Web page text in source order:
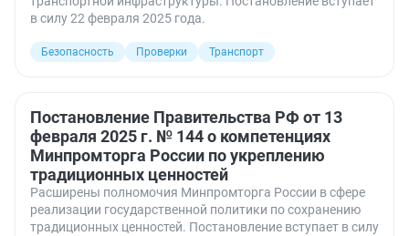
в силу 22 февраля 2025 года.
Безопасность Проверки Транспорт
Постановление Правительства РФ от 13
февраля 2025 г. № 144 о компетенциях
Минпромторга России по укреплению
традиционных ценностей
Расширены полномочия Минпромторга России в сфере
реализации государственной политики по сохранению
традиционных ценностей. Постановление вступает в силу